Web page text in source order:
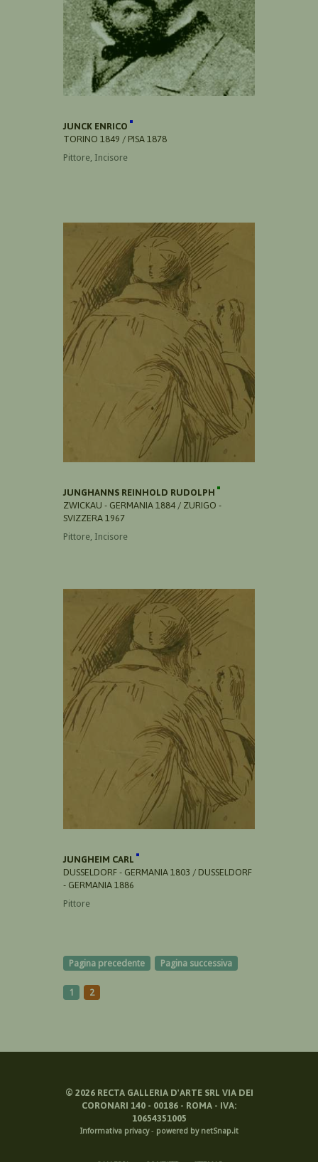
JUNCK ENRICO
TORINO 1849 / PISA 1878
Pittore, Incisore
JUNGHANNS REINHOLD RUDOLPH
ZWICKAU - GERMANIA 1884 / ZURIGO -
SVIZZERA 1967
Pittore, Incisore
JUNGHEIM CARL
DUSSELDORF - GERMANIA 1803 / DUSSELDORF
- GERMANIA 1886
Pittore
Pagina precedente Pagina successiva
1 2
© 2026RECTA GALLERIA D'ARTE SRL VIA DEI
CORONARI 140 - 00186 - ROMA - IVA:
10654351005
Informativa privacy- powered by netSnap.it